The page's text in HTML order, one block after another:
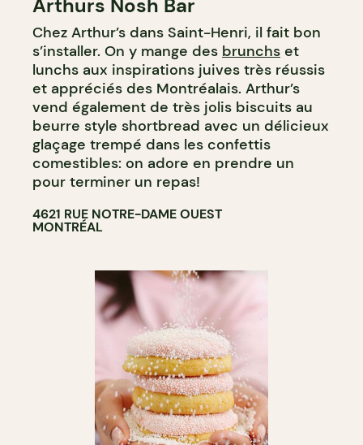
Arthurs Nosh Bar
Chez Arthur’s dans Saint-Henri, il fait bon
s’installer. On y mange des brunchs et
lunchs aux inspirations juives très réussis
et appréciés des Montréalais. Arthur’s
vend également de très jolis biscuits au
beurre style shortbread avec un délicieux
glaçage trempé dans les confettis
comestibles: on adore en prendre un
pour terminer un repas!
4621 RUE NOTRE-DAME OUEST
MONTRÉAL